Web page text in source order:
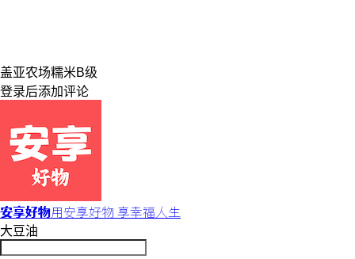
盖亚农场糯米B级
登录后添加评论
安享好物用安享好物 享幸福人生
大豆油